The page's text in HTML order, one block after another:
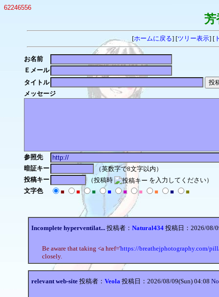
62246556
芳
[ホームに戻る] [ツリー表示] [
お名前
Ｅメール
タイトル
メッセージ
参照先
暗証キー
（英数字で8文字以内）
投稿キー
（投稿時
を入力してください）
文字色
■ ■ ■ ■ ■ ■ ■ ■ ■
Incomplete hyperventilat...投稿者： Natural434投稿日：2026/08/
Be aware that taking <a href='https://breathejphotography.com/
closely.
relevant web-site投稿者： Veola 投稿日：2026/08/09(Sun) 04:08